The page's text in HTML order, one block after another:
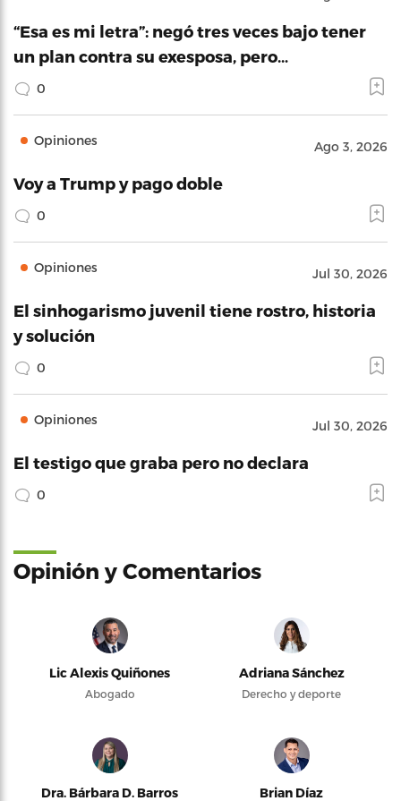
“Esa es mi letra”: negó tres veces bajo tener
un plan contra su exesposa, pero…
0
Opiniones Ago 3, 2026
Voy a Trump y pago doble
0
Opiniones Jul 30, 2026
El sinhogarismo juvenil tiene rostro, historia
y solución
0
Opiniones Jul 30, 2026
El testigo que graba pero no declara
0
Opinión y Comentarios
Lic Alexis Quiñones
Abogado
Adriana Sánchez
Derecho y deporte
Dra. Bárbara D. Barros Brian Díaz